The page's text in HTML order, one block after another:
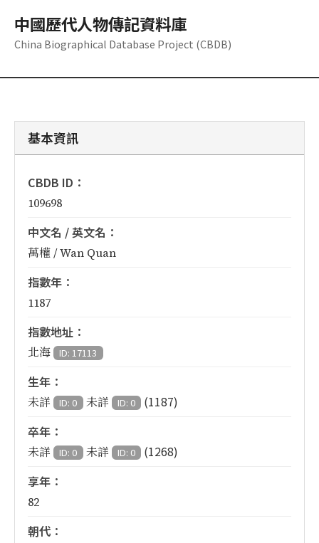
中國歷代人物傳記資料庫
China Biographical Database Project (CBDB)
基本資訊
CBDB ID：
109698
中文名 / 英文名：
萬權 / Wan Quan
指數年：
1187
指數地址：
北海 ID: 17113
生年：
未詳 ID: 0 未詳 ID: 0
(1187)
卒年：
未詳 ID: 0 未詳 ID: 0
(1268)
享年：
82
朝代：